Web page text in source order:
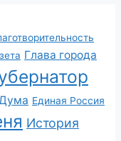
Глава города
Единая Россия
История